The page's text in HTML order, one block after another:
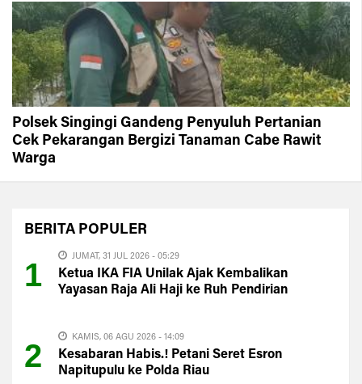
Polsek Singingi Gandeng Penyuluh Pertanian
Cek Pekarangan Bergizi Tanaman Cabe Rawit
Warga
BERITA POPULER
1
JUMAT, 31 JUL 2026 - 05:29
Ketua IKA FIA Unilak Ajak Kembalikan
Yayasan Raja Ali Haji ke Ruh Pendirian
2
KAMIS, 06 AGU 2026 - 14:09
Kesabaran Habis.! Petani Seret Esron
Napitupulu ke Polda Riau